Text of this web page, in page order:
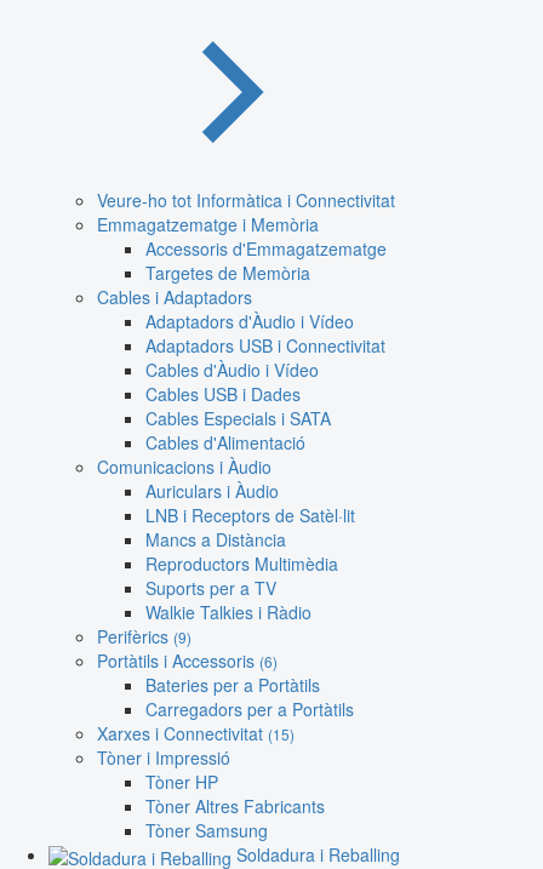
Veure-ho tot Informàtica i Connectivitat
Emmagatzematge i Memòria
Accessoris d'Emmagatzematge
Targetes de Memòria
Cables i Adaptadors
Adaptadors d'Àudio i Vídeo
Adaptadors USB i Connectivitat
Cables d'Àudio i Vídeo
Cables USB i Dades
Cables Especials i SATA
Cables d'Alimentació
Comunicacions i Àudio
Auriculars i Àudio
LNB i Receptors de Satèl·lit
Mancs a Distància
Reproductors Multimèdia
Suports per a TV
Walkie Talkies i Ràdio
Perifèrics (9)
Portàtils i Accessoris (6)
Bateries per a Portàtils
Carregadors per a Portàtils
Xarxes i Connectivitat (15)
Tòner i Impressió
Tòner HP
Tòner Altres Fabricants
Tòner Samsung
Soldadura i Reballing